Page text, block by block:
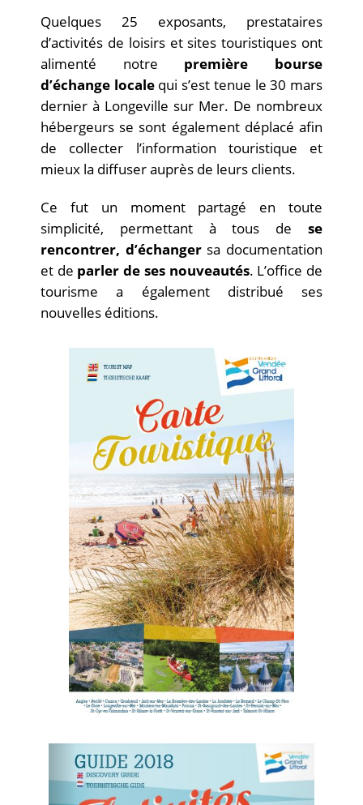
Quelques 25 exposants, prestataires
d’activités de loisirs et sites touristiques ont
alimenté notre première bourse
d’échange localequi s’est tenue le 30 mars
dernier à Longeville sur Mer. De nombreux
hébergeurs se sont également déplacé afin
de collecter l’information touristique et
mieux la diffuser auprès de leurs clients.
Ce fut un moment partagé en toute
simplicité, permettant à tous de se
rencontrer, d’échangersa documentation
et de parler de ses nouveautés. L’office de
tourisme a également distribué ses
nouvelles éditions.